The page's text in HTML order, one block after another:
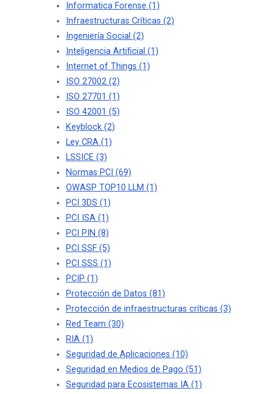
Informatica Forense (1)
Infraestructuras Críticas (2)
Ingeniería Social (2)
Inteligencia Artificial (1)
Internet of Things (1)
ISO 27002 (2)
ISO 27701 (1)
ISO 42001 (5)
Keyblock (2)
Ley CRA (1)
LSSICE (3)
Normas PCI (69)
OWASP TOP10 LLM (1)
PCI 3DS (1)
PCI ISA (1)
PCI PIN (8)
PCI SSF (5)
PCI SSS (1)
PCIP (1)
Protección de Datos (81)
Protección de infraestructuras críticas (3)
Red Team (30)
RIA (1)
Seguridad de Aplicaciones (10)
Seguridad en Medios de Pago (51)
Seguridad para Ecosistemas IA (1)